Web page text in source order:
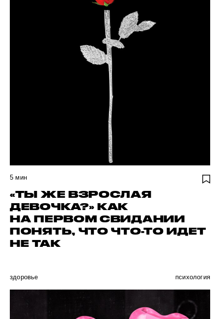
5 мин
«ТЫ ЖЕ ВЗРОСЛАЯ
ДЕВОЧКА?» КАК
НА ПЕРВОМ СВИДАНИИ
ПОНЯТЬ, ЧТО ЧТО-ТО ИДЕТ
НЕ ТАК
здоровье психология